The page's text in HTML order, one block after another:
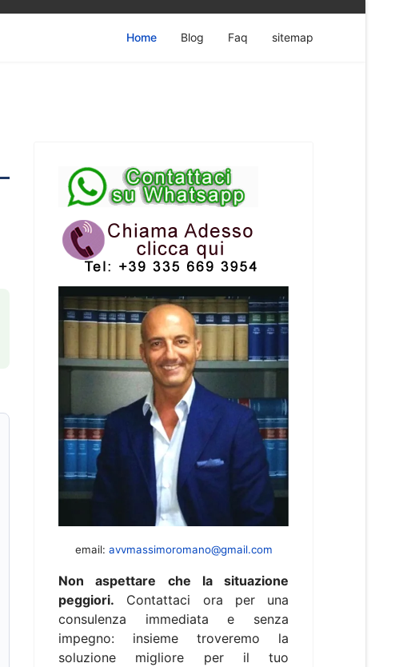
Home Blog Faq sitemap
email: avvmassimoromano@gmail.com
Non aspettare che la situazione
peggiori. Contattaci ora per una
consulenza immediata e senza
impegno: insieme troveremo la
soluzione migliore per il tuo